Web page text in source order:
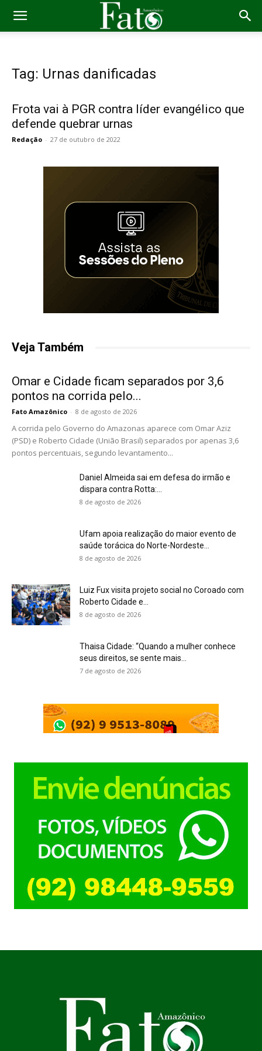
Tag: Urnas danificadas
Frota vai à PGR contra líder evangélico que
defende quebrar urnas
Redação - 27 de outubro de 2022
Veja Também
Omar e Cidade ficam separados por 3,6
pontos na corrida pelo...
Fato Amazônico - 8 de agosto de 2026
A corrida pelo Governo do Amazonas aparece com Omar Aziz
(PSD) e Roberto Cidade (União Brasil) separados por apenas 3,6
pontos percentuais, segundo levantamento...
Daniel Almeida sai em defesa do irmão e
dispara contra Rotta:...
8 de agosto de 2026
Ufam apoia realização do maior evento de
saúde torácica do Norte-Nordeste...
8 de agosto de 2026
Luiz Fux visita projeto social no Coroado com
Roberto Cidade e...
8 de agosto de 2026
Thaisa Cidade: “Quando a mulher conhece
seus direitos, se sente mais...
7 de agosto de 2026